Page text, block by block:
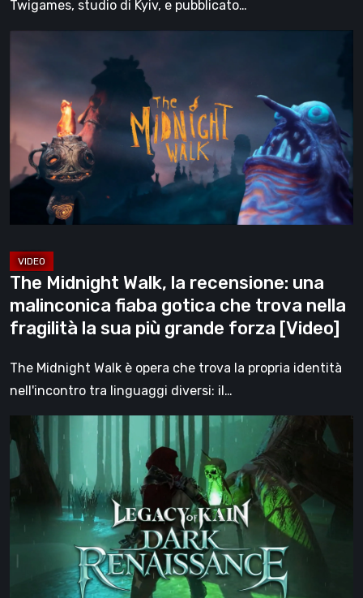
Twigames, studio di Kyiv, e pubblicato…
la
recensione:
una
malinconica
gotica
trova
nella
fragilità
la
forza
[Video]
The Midnight Walk, la recensione: una
malinconica fiaba gotica che trova nella
fragilità la sua più grande forza [Video]
The Midnight Walk è opera che trova la propria identità
nell'incontro tra linguaggi diversi: il…
Legacy
of
Dark
Renaissance,